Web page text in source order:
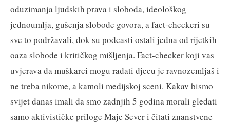
oduzimanja ljudskih prava i sloboda, ideološkog
jednoumlja, gušenja slobode govora, a fact-checkeri su
sve to podržavali, dok su podcasti ostali jedna od rijetkih
oaza slobode i kritičkog mišljenja. Fact-checker koji vas
uvjerava da muškarci mogu rađati djecu je ravnozemljaš i
ne treba nikome, a kamoli medijskoj sceni. Kakav bismo
svijet danas imali da smo zadnjih 5 godina morali gledati
samo aktivističke priloge Maje Sever i čitati znanstvene